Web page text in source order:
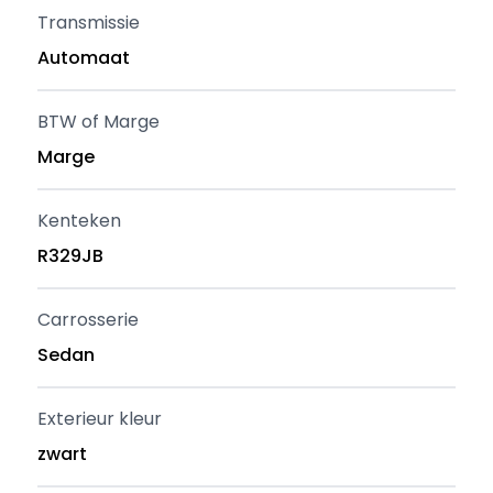
Transmissie
Automaat
BTW of Marge
Marge
Kenteken
R329JB
Carrosserie
Sedan
Exterieur kleur
zwart